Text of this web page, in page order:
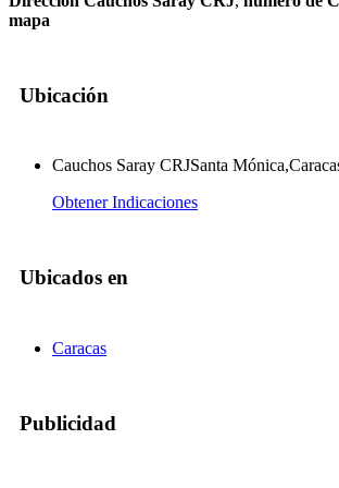
mapa
Ubicación
Cauchos Saray CRJSanta
Obtener Indicaciones
Ubicados en
Caracas
Publicidad